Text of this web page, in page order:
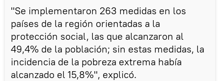
"Se implementaron 263 medidas en los
países de la región orientadas a la
protección social, las que alcanzaron al
49,4% de la población; sin estas medidas, la
incidencia de la pobreza extrema había
alcanzado el 15,8%", explicó.